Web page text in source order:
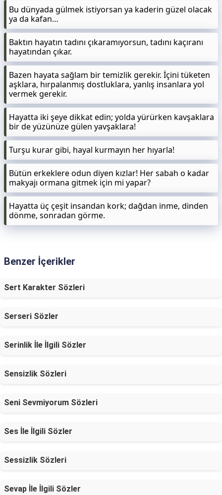
Bu dünyada gülmek istiyorsan ya kaderin güzel olacak
ya da kafan…
Baktın hayatın tadını çıkaramıyorsun, tadını kaçıranı
hayatından çıkar.
Bazen hayata sağlam bir temizlik gerekir. İçini tüketen
aşklara, hırpalanmış dostluklara, yanlış insanlara yol
vermek gerekir.
Hayatta iki şeye dikkat edin; yolda yürürken kavşaklara
bir de yüzünüze gülen yavşaklara!
Turşu kurar gibi, hayal kurmayın her hıyarla!
Bütün erkeklere odun diyen kızlar! Her sabah o kadar
makyajı ormana gitmek için mi yapar?
Hayatta üç çeşit insandan kork; dağdan inme, dinden
dönme, sonradan görme.
Benzer İçerikler
Sert Karakter Sözleri
Serseri Sözler
Serinlik İle İlgili Sözler
Sensizlik Sözleri
Seni Sevmiyorum Sözleri
Ses İle İlgili Sözler
Sessizlik Sözleri
Sevap İle İlgili Sözler